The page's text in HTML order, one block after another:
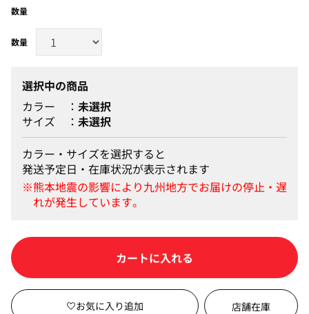
数量
選択中の商品
カラー
未選択
サイズ
未選択
カラー・サイズを選択すると
発送予定日・在庫状況が表示されます
カートに入れる
店舗在庫